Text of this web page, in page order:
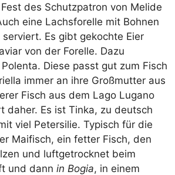
des Schutzpatron von Melide
eine Lachsforelle mit Bohnen
Es gibt gekochte Eier
von der Forelle. Dazu
Diese passt gut zum Fisch
immer an ihre Großmutter aus
Fisch aus dem Lago Lugano
daher. Es ist Tinka, zu deutsch
viel Petersilie. Typisch für die
Maifisch, ein fetter Fisch, den
und luftgetrocknet beim
und dann in Bogia, in einem